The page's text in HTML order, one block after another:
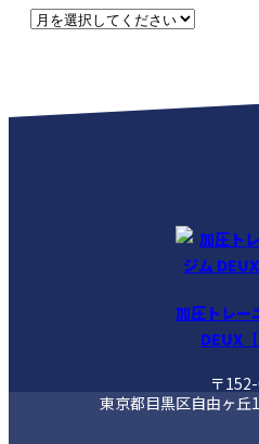
加圧トレー
DEUX［
〒
東京都目黒区自由ヶ